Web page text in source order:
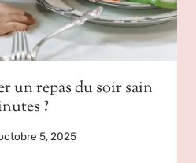
un repas du soir sain
?
5, 2025